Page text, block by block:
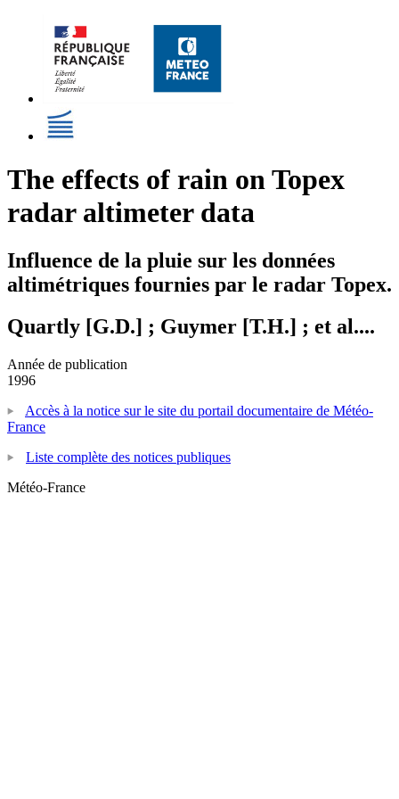
The effects of rain on Topex
radar altimeter data
Influence de la pluie sur les données
altimétriques fournies par le radar Topex.
Quartly [G.D.] ; Guymer [T.H.] ; et al....
Année de publication
1996
Accès à la notice sur le site du portail documentaire de Météo-
France
Liste complète des notices publiques
Météo-France